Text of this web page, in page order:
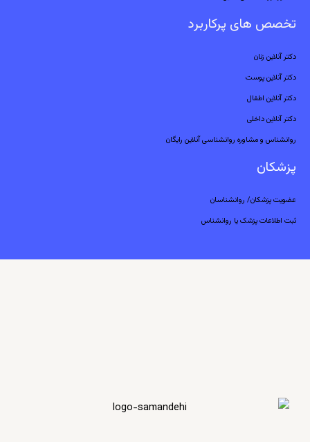
تخصص های پرکاربرد
دکتر آنلاین زنان
دکتر آنلاین پوست
دکتر آنلاین اطفال
دکتر آنلاین داخلی
روانشناس و مشاوره روانشناسی آنلاین رایگان
پزشکان
عضویت پزشکان/ روانشناسان
ثبت اطلاعات پزشک یا روانشناس